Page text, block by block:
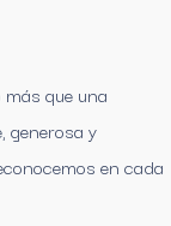
que una
generosa y
en cada